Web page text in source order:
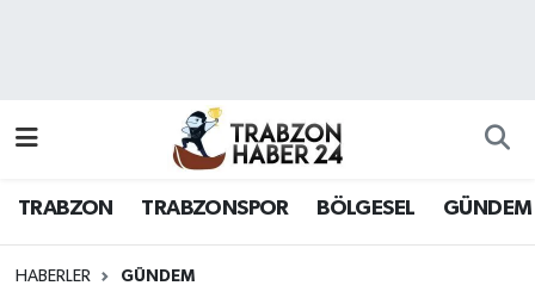
TRABZON TRABZONSPOR BÖLGESEL GÜNDEM
HABERLER GÜNDEM
Hava Durumu
Namaz Vakitleri
Trafik Durumu